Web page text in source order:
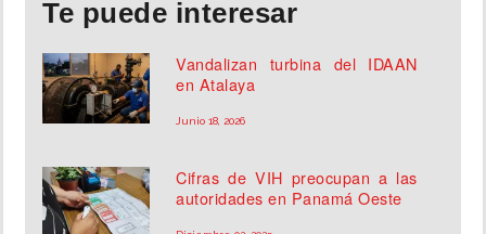
Te puede interesar
Vandalizan turbina del IDAAN
en Atalaya
Junio 18, 2026
Cifras de VIH preocupan a las
autoridades en Panamá Oeste